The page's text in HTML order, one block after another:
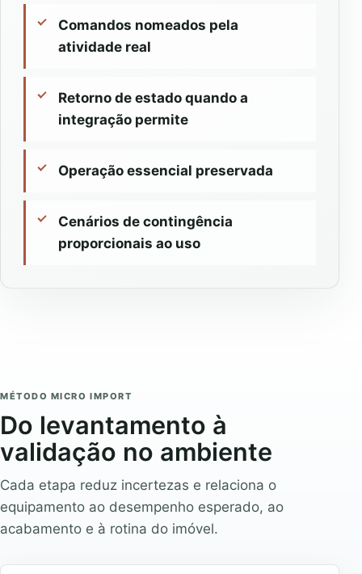
Comandos nomeados pela
atividade real
Retorno de estado quando a
integração permite
Operação essencial preservada
Cenários de contingência
proporcionais ao uso
MÉTODO MICRO IMPORT
Do levantamento à
validação no ambiente
Cada etapa reduz incertezas e relaciona o
equipamento ao desempenho esperado, ao
acabamento e à rotina do imóvel.